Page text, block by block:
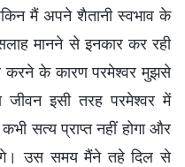
मैं अपने शैतानी स्वभाव के
मानने से इनकार कर रही
करने के कारण परमेश्वर मुझसे
इसी तरह परमेश्वर में
सत्य प्राप्त नहीं होगा और
उस समय मैंने तहे दिल से